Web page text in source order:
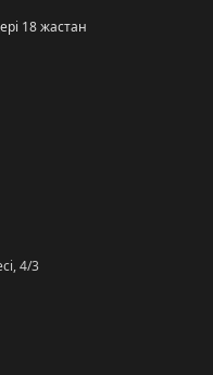
18 жастан
4/3